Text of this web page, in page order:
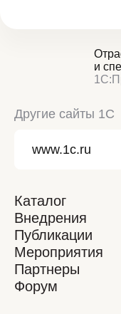
и
Другие сайты 1С
Каталог
Внедрения
Публикации
Мероприятия
Партнеры
Форум